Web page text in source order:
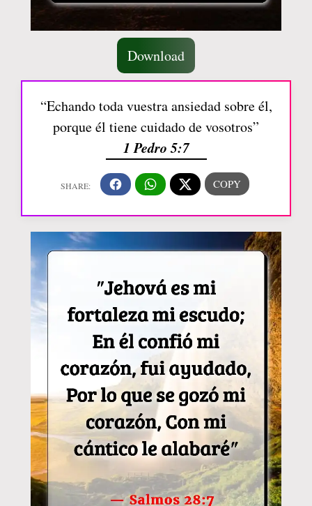
Download
“Echando toda vuestra ansiedad sobre él,
porque él tiene cuidado de vosotros”
1 Pedro 5:7